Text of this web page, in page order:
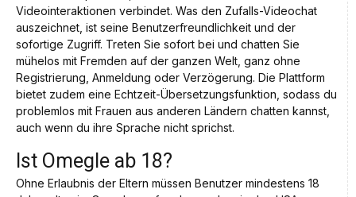
Videointeraktionen verbindet. Was den Zufalls-Videochat
auszeichnet, ist seine Benutzerfreundlichkeit und der
sofortige Zugriff. Treten Sie sofort bei und chatten Sie
mühelos mit Fremden auf der ganzen Welt, ganz ohne
Registrierung, Anmeldung oder Verzögerung. Die Plattform
bietet zudem eine Echtzeit-Übersetzungsfunktion, sodass du
problemlos mit Frauen aus anderen Ländern chatten kannst,
auch wenn du ihre Sprache nicht sprichst.
Ist Omegle ab 18?
Ohne Erlaubnis der Eltern müssen Benutzer mindestens 18